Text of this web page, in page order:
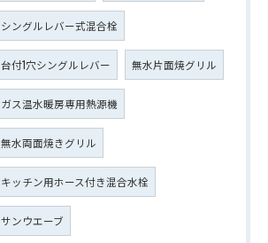
シングルレバー式混合栓
台付1穴シングルレバー 無水片面焼グリル
ガス温水暖房専用熱源機
無水両面焼きグリル
キッチン用ホース付き混合水栓
サンウエーブ